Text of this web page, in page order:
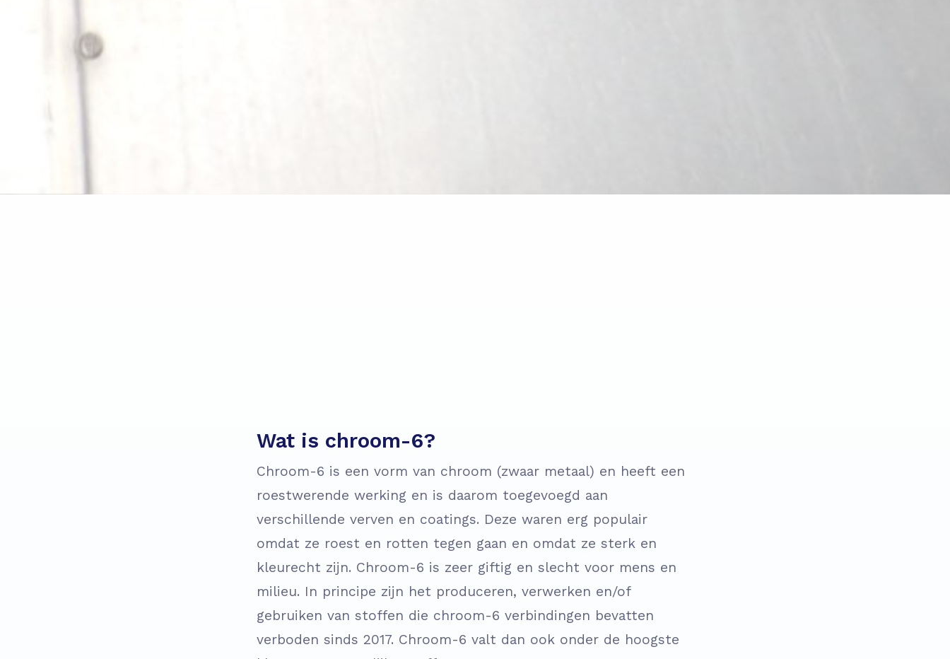
Wat is chroom-6?
Chroom-6 is een vorm van chroom (zwaar metaal) en heeft een
roestwerende werking en is daarom toegevoegd aan
verschillende verven en coatings. Deze waren erg populair
omdat ze roest en rotten tegen gaan en omdat ze sterk en
kleurecht zijn. Chroom-6 is zeer giftig en slecht voor mens en
milieu. In principe zijn het produceren, verwerken en/of
gebruiken van stoffen die chroom-6 verbindingen bevatten
verboden sinds 2017. Chroom-6 valt dan ook onder de hoogste